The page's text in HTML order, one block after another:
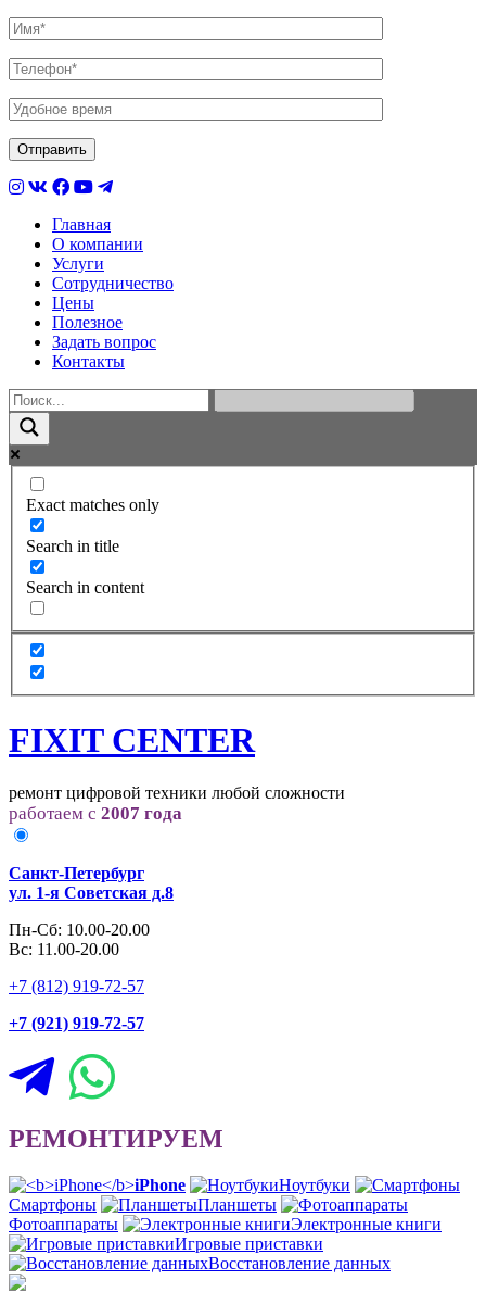
Главная
О компании
Услуги
Сотрудничество
Цены
Полезное
Задать вопрос
Контакты
Exact matches only
Search in title
Search in content
FIXIT CENTER
ремонт цифровой техники любой сложности
работаем с 2007 года
Санкт-Петербург
ул. 1-я Советская д.8
Пн-Сб: 10.00-20.00
Вс: 11.00-20.00
+7 (812) 919-72-57
+7 (921) 919-72-57
РЕМОНТИРУЕМ
iPhone
Ноутбуки
Смартфоны
Планшеты
Фотоаппараты
Электронные книги
Игровые приставки
Восстановление данных